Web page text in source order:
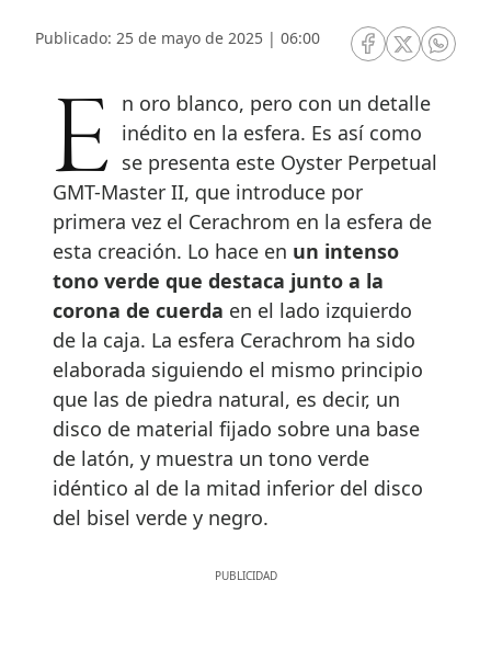
Publicado: 25 de mayo de 2025 | 06:00
RRSS Facebook
RRSSRRSS
En oro blanco, pero con un detalle inédito en la esfera. Es así como
se presenta este Oyster Perpetual
GMT-Master II, que introduce por
primera vez el Cerachrom en la esfera de
esta creación. Lo hace en un intenso
tono verde que destaca junto a la
corona de cuerda en el lado izquierdo
de la caja. La esfera Cerachrom ha sido
elaborada siguiendo el mismo principio
que las de piedra natural, es decir, un
disco de material fijado sobre una base
de latón, y muestra un tono verde
idéntico al de la mitad inferior del disco
del bisel verde y negro.